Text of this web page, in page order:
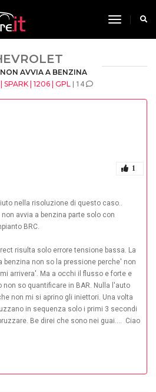
toggle
AVVIA A BENZINA
SPARK | 1206 | GPL
| 14
1
nella risoluzione di questo caso..
avvia a benzina parte solo con
BRC.
risulta solo errore tensione bassa. La
benzina non so la pressione perche' non
arrivera'. Ma a occhi il flusso e forte e
non so quantificare in BAR. Nulla l'auto
non mi si aprino gli iniettori. Una volta
in sequenza solo i primi 3 secondi
Be direi che sono nei guai.... Ciao